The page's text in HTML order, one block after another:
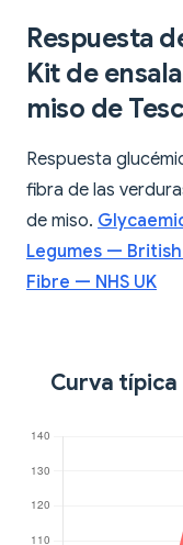
Respuesta
Kit de
miso de
Respuesta
fibra de las
de miso.
Legumes —
Fibre — NHS UK
Curva